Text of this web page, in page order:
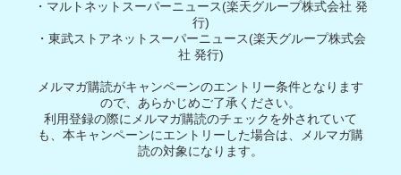
・マルトネットスーパーニュース(楽天グループ株式会社 発
行)
・東武ストアネットスーパーニュース(楽天グループ株式会
社 発行)
メルマガ購読がキャンペーンのエントリー条件となります
ので、あらかじめご了承ください。
利用登録の際にメルマガ購読のチェックを外されていて
も、本キャンペーンにエントリーした場合は、メルマガ購
読の対象になります。